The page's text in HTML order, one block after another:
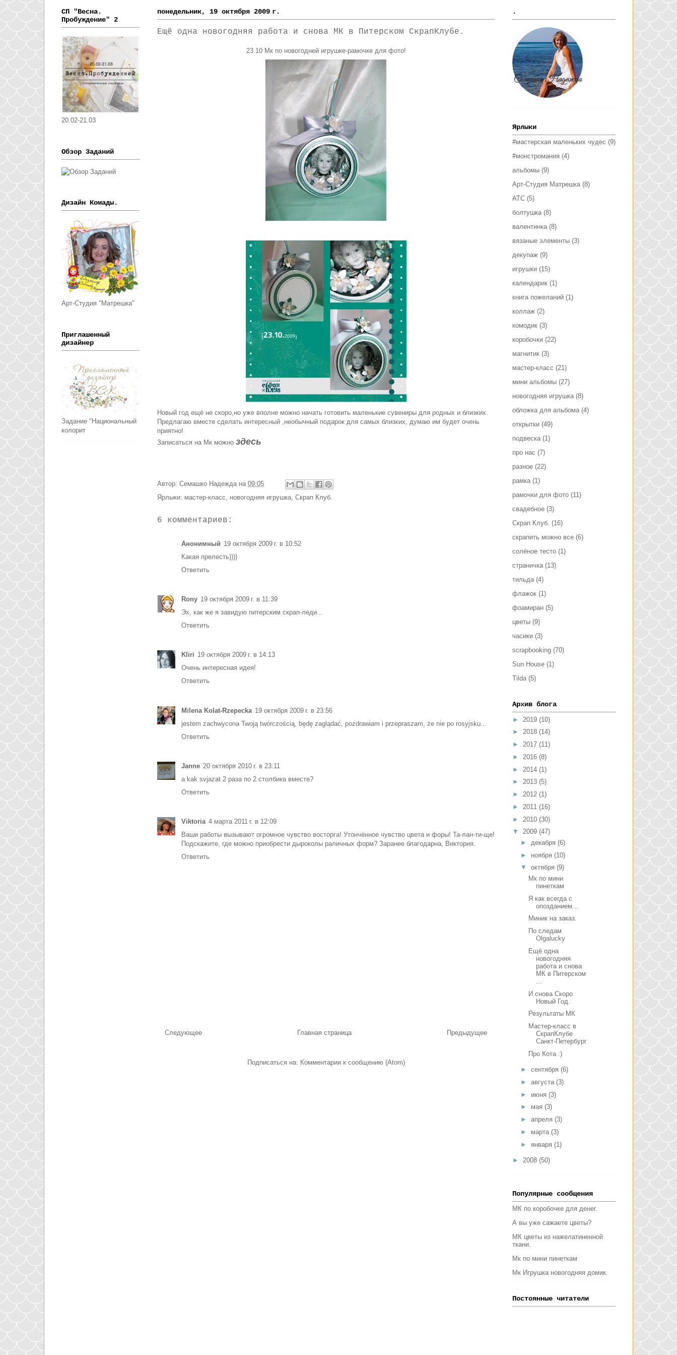
понедельник, 19 октября 2009 г.
Ещё одна новогодняя работа и снова МК в Питерском СкрапКлубе.
23.10 Мк по новогодней игрушке-рамочке для фото!
Новый год ещё не скоро,но уже вполне можно начать готовить маленькие сувениры для родных и близких.
Предлагаю вместе сделать интересный ,необычный подарок для самых близких, думаю им будет очень
приятно!
Записаться на Мк можно здесь
Автор: Семашко Надежда на 09:05
Ярлыки: мастер-класс новогодняя игрушка Скрап Клуб.
6 комментариев:
Анонимный 19 октября 2009 г. в 10:52
Какая прелесть))))
Ответить
Rony 19 октября 2009 г. в 11:39
Эх, как же я завидую питерским скрап-леди...
Ответить
Kliri 19 октября 2009 г. в 14:13
Очень интересная идея!
Ответить
Milena Kolat-Rzepecka 19 октября 2009 г. в 23:56
jestem zachwycona Twoją twórczością, będę zaglądać, pozdrawiam i przepraszam, że nie po rosyjsku...
Ответить
Janne 20 октября 2010 г. в 23:11
a kak svjazat 2 раза по 2 столбика вместе?
Ответить
Viktoria 4 марта 2011 г. в 12:09
Ваши работы вызывают огромное чувство восторга! Утончённое чувство цвета и форы! Та-лан-ти-ще!
Подскажите, где можно приобрести дыроколы раличных форм? Заранее благодарна, Виктория.
Ответить
Следующее Предыдущее
Главная страница
Подписаться на: Комментарии к сообщению (Atom)
СП "Весна.
Пробуждение" 2
20.02-21.03
Обзор Заданий
Дизайн Комады.
Арт-Студия "Матрешка"
Приглашенный
дизайнер
Задание "Национальный
колорит
.
Ярлыки
#мастерская маленьких чудес (9)
#монстромания (4)
альбомы (9)
Арт-Студия Матрешка (8)
АТС (5)
болтушка (8)
валентинка (8)
вязаные элементы (3)
декупаж (9)
игрушки (15)
календарик (1)
книга пожеланий (1)
коллаж (2)
комодик (3)
коробочки (22)
магнитик (3)
мастер-класс (21)
мини альбомы (27)
новогодняя игрушка (8)
обложка для альбома (4)
открытки (49)
подвеска (1)
про нас (7)
разное (22)
рамка (1)
рамочки для фото (11)
свадебное (3)
Скрап Клуб. (16)
скрапить можно все (6)
солёное тесто (1)
страничка (13)
тильда (4)
флажок (1)
фоамиран (5)
цветы (9)
часики (3)
scrapbooking (70)
Sun House (1)
Tilda (5)
Архив блога
► 2019 (10)
► 2018 (14)
► 2017 (11)
► 2016 (8)
► 2014 (1)
► 2013 (5)
► 2012 (1)
► 2011 (16)
► 2010 (30)
▼ 2009 (47)
► декабря (6)
► ноября (10)
▼ октября (9)
Мк по мини
пинеткам
Я как всегда с
опозданием...
Миник на заказ.
По следам
Olgalucky
Ещё одна
новогодняя
работа и снова
МК в Питерском
И снова Скоро
Новый Год.
Результаты МК
Мастер-класс в
СкрапКлубе
Санкт-Петербург
Про Кота :)
► сентября (6)
► августа (3)
► июня (3)
► мая (3)
► апреля (3)
► марта (3)
► января (1)
► 2008 (50)
Популярные сообщения
МК по коробочке для денег.
А вы уже сажаете цветы?
МК цветы из нажелатиненной
ткани.
Мк по мини пинеткам
Мк Игрушка новогодняя домик.
Постоянные читатели